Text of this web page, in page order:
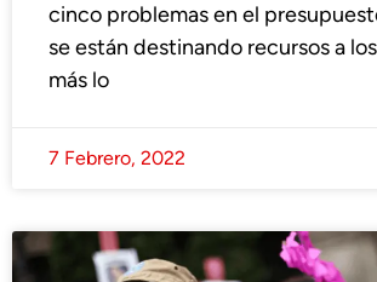
cinco problemas en el
se están destinando recursos a
más lo
7 Febrero, 2022